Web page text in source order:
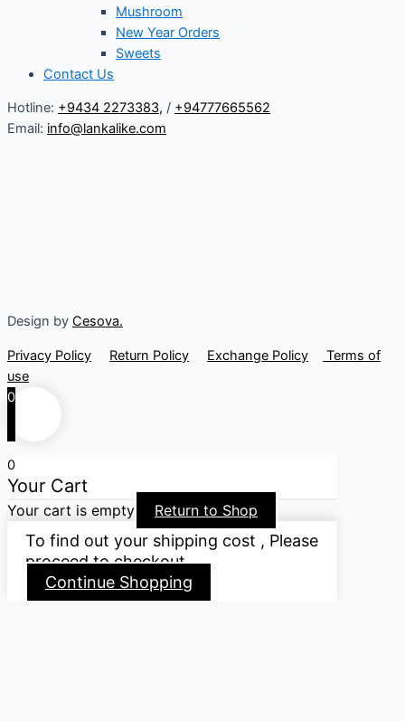
Mushroom
New Year Orders
Sweets
Contact Us
Hotline: +9434 2273383, / +94777665562
Email: info@lankalike.com
Design by Cesova.
Privacy Policy Return Policy Exchange Policy
Terms of
use
0
0
Your Cart
Your cart is empty Return to Shop
To find out your shipping cost , Please
proceed to checkout.
Continue Shopping